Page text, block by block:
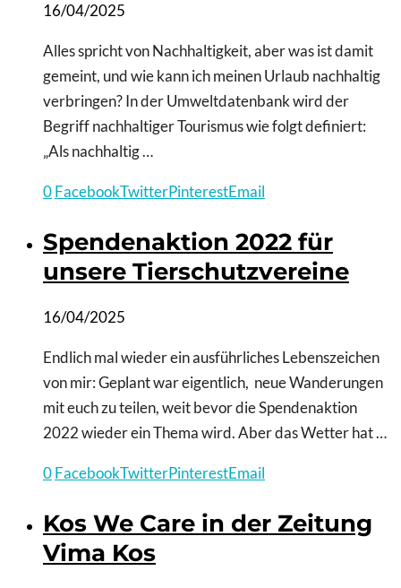
16/04/2025
Alles spricht von Nachhaltigkeit, aber was ist damit
gemeint, und wie kann ich meinen Urlaub nachhaltig
verbringen? In der Umweltdatenbank wird der
Begriff nachhaltiger Tourismus wie folgt definiert:
„Als nachhaltig …
0FacebookTwitterPinterestEmail
Spendenaktion 2022 für
unsere Tierschutzvereine
16/04/2025
Endlich mal wieder ein ausführliches Lebenszeichen
von mir: Geplant war eigentlich, neue Wanderungen
mit euch zu teilen, weit bevor die Spendenaktion
2022 wieder ein Thema wird. Aber das Wetter hat …
0FacebookTwitterPinterestEmail
Kos We Care in der Zeitung
Vima Kos